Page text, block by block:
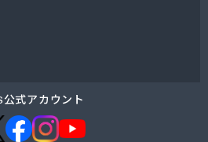
業所
公式アカウント